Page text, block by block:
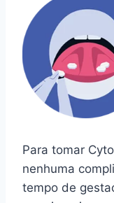
Para tomar
nenhuma
tempo de